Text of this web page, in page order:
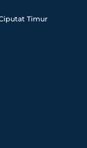
Timur